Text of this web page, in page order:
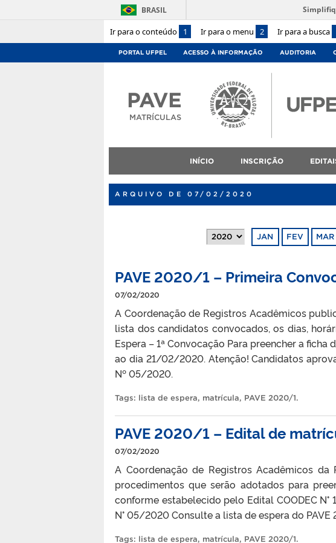
Ir para o conteúdo 1 Ir para o menu 2 Ir para a busca
BRASIL
PORTAL UFPEL ACESSO À INFORMAÇÃO AUDITORIA
PAVE
MATRÍCULAS
INÍCIO INSCRIÇÃO
ARQUIVO DE 07/02/2020
JAN FEV MAR
PAVE 2020/1 – Primeira
07/02/2020
A Coordenação de Registros Acadêmicos
lista dos candidatos convocados, os dias,
Espera – 1ª Convocação Para preencher a
ao dia 21/02/2020. Atenção! Candidatos
Nº 05/2020.
Tags: lista de espera, matrícula, PAVE 2020/1.
PAVE 2020/1 – Edital de
07/02/2020
A Coordenação de Registros Acadêmicos
procedimentos que serão adotados para
conforme estabelecido pelo Edital COODEC
N° 05/2020 Consulte a lista de espera do
Tags: lista de espera, matrícula, PAVE 2020/1.